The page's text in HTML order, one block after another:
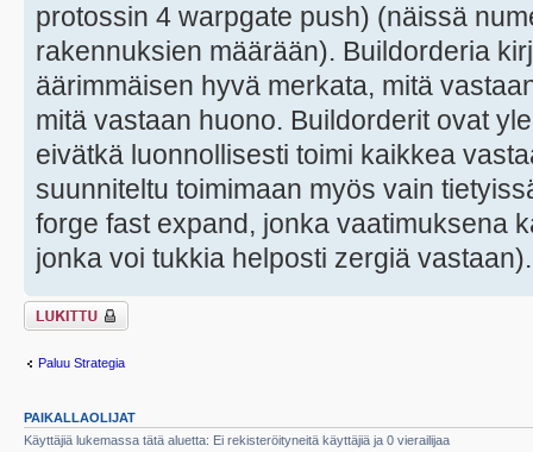
protossin 4 warpgate push) (näissä
rakennuksien määrään). Buildorderia
äärimmäisen hyvä merkata, mitä
mitä vastaan huono. Buildorderit ovat
eivätkä luonnollisesti toimi kaikkea
suunniteltu toimimaan myös vain
forge fast expand, jonka vaatimuksena
jonka voi tukkia helposti zergiä vastaan).
Viestiketju on
lukittu
Paluu Strategia
PAIKALLAOLIJAT
Käyttäjiä lukemassa tätä aluetta: Ei rekisteröityneitä käyttäjiä ja 0 vierailijaa